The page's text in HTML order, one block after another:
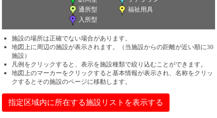
通所型
福祉用具
入所型
施設の場所は正確でない場合があります。
地図上に周辺の施設が表示されます。（当施設からの距離が近い順に30
施設）
凡例をクリックすると、表示を施設種類で絞り込むことができます。
地図上のマーカーをクリックすると基本情報が表示され、名称をクリッ
クするとその施設のページに移動します。
指定区域内に所在する施設リストを表示する